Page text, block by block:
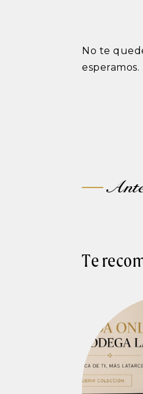
No te
esperamos.
Post
Te